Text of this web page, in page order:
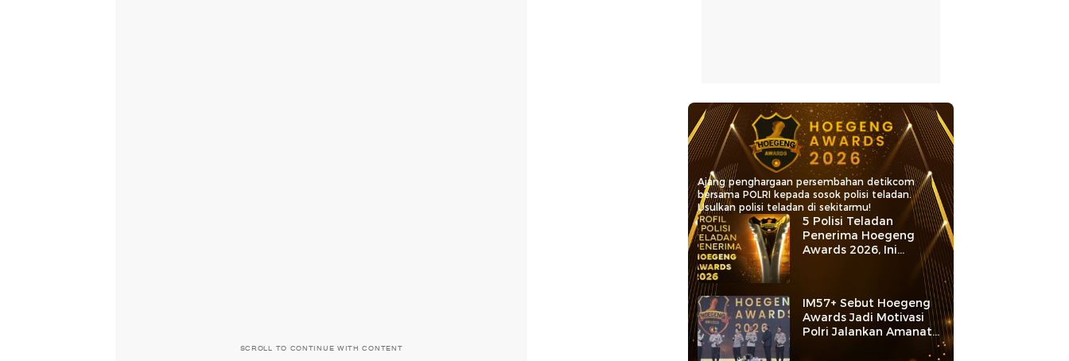
SCROLL TO CONTINUE WITH CONTENT
Ajang penghargaan persembahan detikcom
bersama POLRI kepada sosok polisi teladan.
Usulkan polisi teladan di sekitarmu!
5 Polisi Teladan
Penerima Hoegeng
Awards 2026, Ini
Kategori dan Kiprahnya
IM57+ Sebut Hoegeng
Awards Jadi Motivasi
Polri Jalankan Amanat